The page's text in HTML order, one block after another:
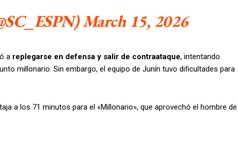
March 15, 2026
a replegarse en defensa y salir de contraataque, intentando
millonario. Sin embargo, el equipo de Junín tuvo dificultades para
a los 71 minutos para el «Millonario», que aprovechó el hombre de